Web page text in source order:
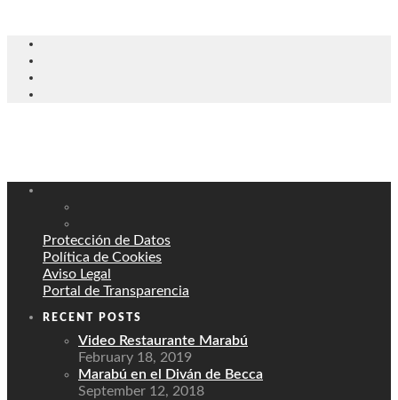
Protección de Datos
Política de Cookies
Aviso Legal
Portal de Transparencia
RECENT POSTS
Video Restaurante Marabú
February 18, 2019
Marabú en el Diván de Becca
September 12, 2018